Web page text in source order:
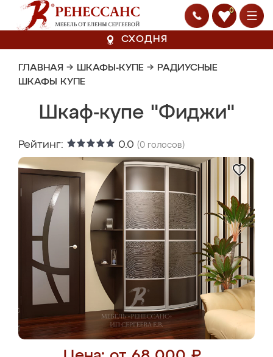
0
СХОДНЯ
ГЛАВНАЯ → ШКАФЫ-КУПЕ → РАДИУСНЫЕ
ШКАФЫ КУПЕ
Шкаф-купе "Фиджи"
Рейтинг: 0.0 (0 голосов)